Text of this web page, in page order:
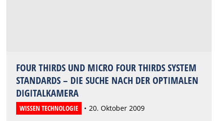
FOUR THIRDS UND MICRO FOUR THIRDS SYSTEM
STANDARDS – DIE SUCHE NACH DER OPTIMALEN
DIGITALKAMERA
WISSEN TECHNOLOGIE 20. Oktober 2009